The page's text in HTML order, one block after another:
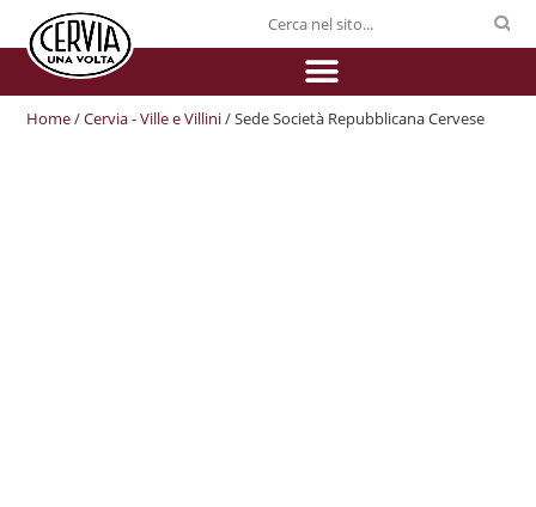
Home/Cervia - Ville e Villini/ Sede Società Repubblicana Cervese